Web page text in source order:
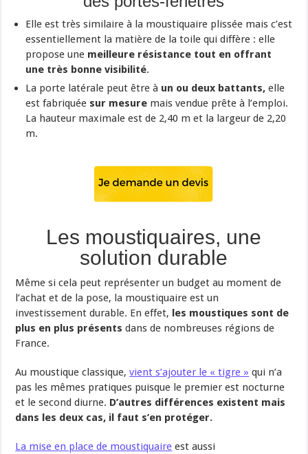
Elle est très similaire à la moustiquaire plissée mais c’est
essentiellement la matière de la toile qui diffère : elle
propose une meilleure résistance tout en offrant
une très bonne visibilité.
La porte latérale peut être à un ou deux battants, elle
est fabriquée sur mesure mais vendue prête à l’emploi.
La hauteur maximale est de 2,40 m et la largeur de 2,20
m.
Les moustiquaires, une
solution durable
Même si cela peut représenter un budget au moment de
l’achat et de la pose, la moustiquaire est un
investissement durable. En effet, les moustiques sont de
plus en plus présents dans de nombreuses régions de
France.
Au moustique classique,vient s’ajouter le « tigre » qui n’a
pas les mêmes pratiques puisque le premier est nocturne
et le second diurne. D’autres différences existent mais
dans les deux cas, il faut s’en protéger.
La mise en place de moustiquaire est aussi